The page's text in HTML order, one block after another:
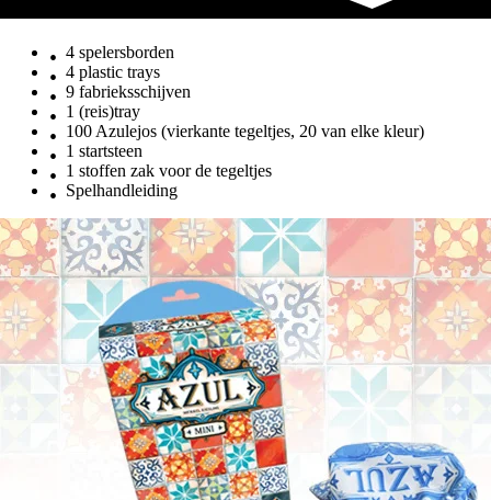
4 spelersborden
4 plastic trays
9 fabrieksschijven
1 (reis)tray
100 Azulejos (vierkante tegeltjes, 20 van elke kleur)
1 startsteen
1 stoffen zak voor de tegeltjes
Spelhandleiding